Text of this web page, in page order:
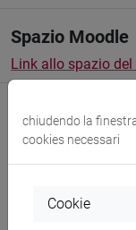
Spazio Moodle
Link allo spazio del
chiudendo la
cookies necessari
Cookie